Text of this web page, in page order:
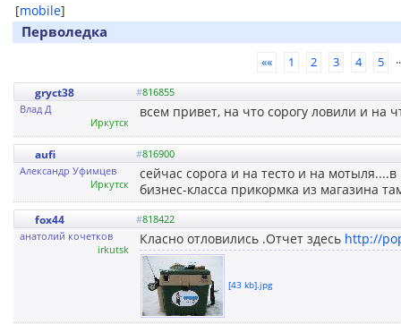
[mobile]
Перволедка
«« 1 2 3 4 5
gryct38 #816855
Влад Д
Иркутск
всем привет, на что сорогу ловили и на
aufi #816900
Александр Уфимцев
Иркутск
сейчас сорога и на тесто и на
бизнес-класса прикормка из магазина
fox44 #818422
анатолий кочетков
irkutsk
Класно отловились .Отчет здесь http://
[43 kb].jpg